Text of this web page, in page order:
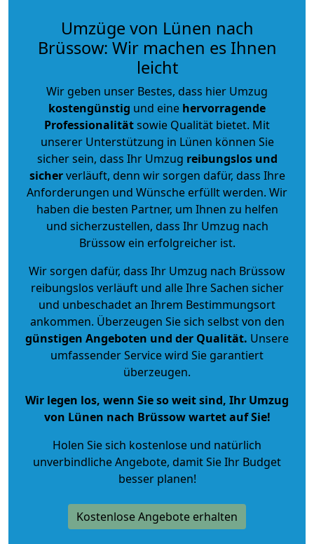
Umzüge von Lünen nach
Brüssow: Wir machen es Ihnen
leicht
Wir geben unser Bestes, dass hier Umzug
kostengünstig und eine hervorragende
Professionalitätsowie Qualität bietet. Mit
unserer Unterstützung in Lünen können Sie
sicher sein, dass Ihr Umzug reibungslos und
sicherverläuft, denn wir sorgen dafür, dass Ihre
Anforderungen und Wünsche erfüllt werden. Wir
haben die besten Partner, um Ihnen zu helfen
und sicherzustellen, dass Ihr Umzug nach
Brüssow ein erfolgreicher ist.
Wir sorgen dafür, dass Ihr Umzug nach Brüssow
reibungslos verläuft und alle Ihre Sachen sicher
und unbeschadet an Ihrem Bestimmungsort
ankommen. Überzeugen Sie sich selbst von den
günstigen Angeboten und der Qualität. Unsere
umfassender Service wird Sie garantiert
überzeugen.
Wir legen los, wenn Sie so weit sind, Ihr Umzug
von Lünen nach Brüssow wartet auf Sie!
Holen Sie sich kostenlose und natürlich
unverbindliche Angebote, damit Sie Ihr Budget
besser planen!
Kostenlose Angebote erhalten